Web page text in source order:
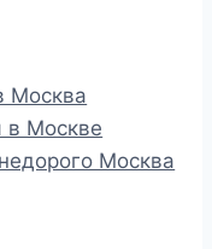
Москва
в Москве
Москва